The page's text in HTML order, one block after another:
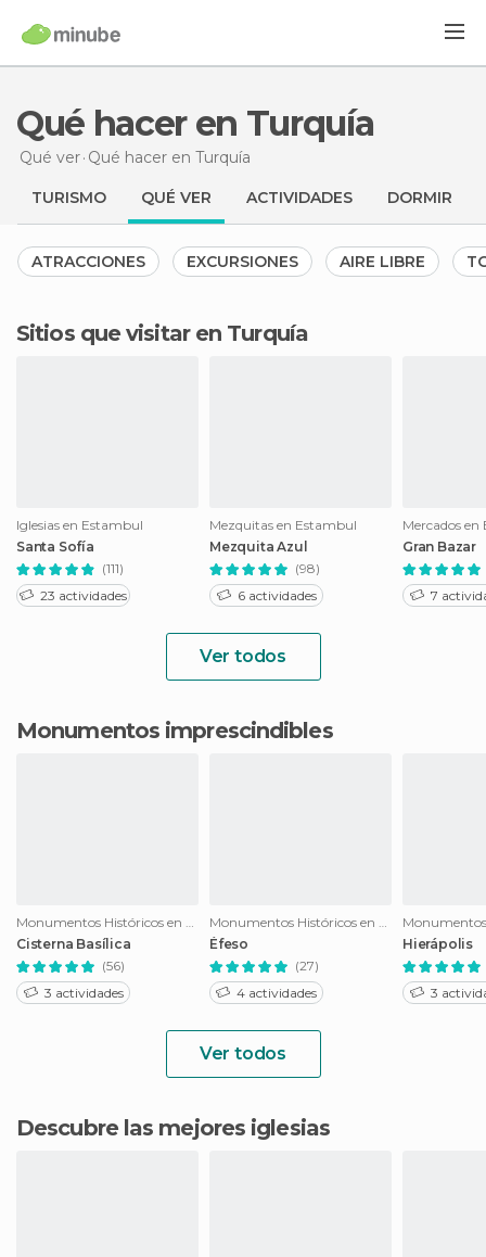
Qué hacer en Turquía
Qué ver Qué hacer en Turquía
TURISMO QUÉ VER ACTIVIDADES DORMIR
ATRACCIONES EXCURSIONES AIRE LIBRE
Sitios que visitar en Turquía
Iglesias en Estambul
Santa Sofía
(111)
23 actividades
Mezquitas en Estambul
Mezquita Azul
(98)
6 actividades
Mercados
Gran Bazar
7
Ver todos
Monumentos imprescindibles
Monumentos Históricos en Estambul
Cisterna Basílica
(56)
3 actividades
Monumentos Históricos en Selçuk
Éfeso
(27)
4 actividades
Hierápolis
3
Ver todos
Descubre las mejores iglesias